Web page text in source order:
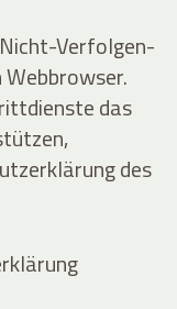
Verfolgen-
das
des